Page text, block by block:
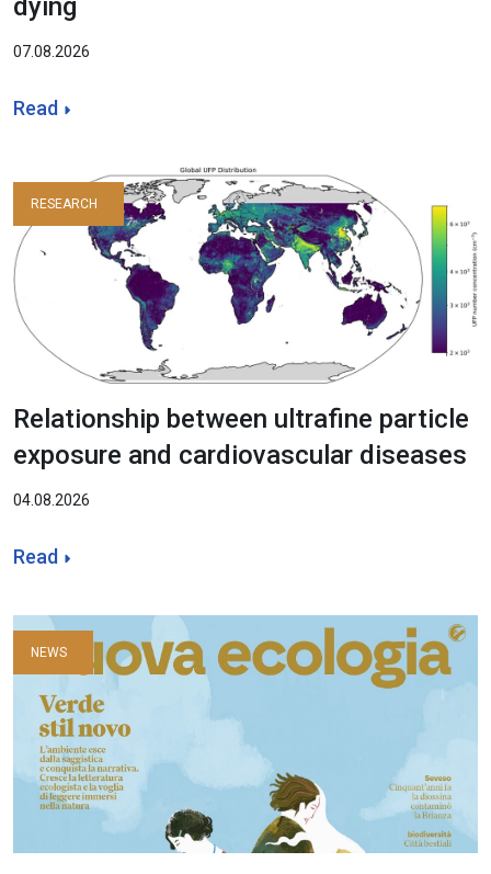
dying
07.08.2026
Read
RESEARCH
Relationship between ultrafine particle
exposure and cardiovascular diseases
04.08.2026
Read
NEWS